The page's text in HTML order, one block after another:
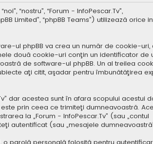
“nostru”, “Forum - InfoPescar.Tv”,
Limited”, “phpBB Teams”) utilizează orice
ul phpBB va crea un număr de cookie-uri,
două cookie-uri conţin un identificator de
de software-ul phpBB. Un al treilea
aţi citit, aşadar pentru îmbunătăţirea
dar acestea sunt în afara scopului acestui
prin ceea ce trimiteţi dumneavoastră.
la „Forum - InfoPescar.Tv” (sau „contul
autentificat (sau „mesajele